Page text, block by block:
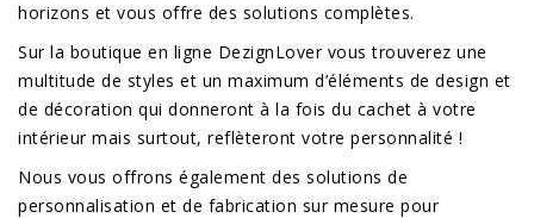
horizons et vous offre des solutions complètes.
Sur la boutique en ligne DezignLover vous trouverez une
multitude de styles et un maximum d’éléments de design et
de décoration qui donneront à la fois du cachet à votre
intérieur mais surtout, reflèteront votre personnalité !
Nous vous offrons également des solutions de
personnalisation et de fabrication sur mesure pour